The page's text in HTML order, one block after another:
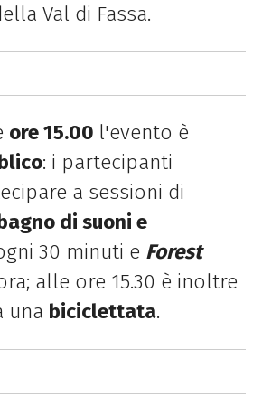
Val di Fassa.
ore 15.00 l'evento è
: i partecipanti
a sessioni di
di suoni e
30 minuti e Forest
alle ore 15.30 è inoltre
una biciclettata.